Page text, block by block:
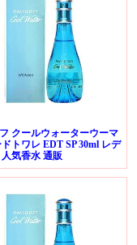
クールウォーターウーマ
トワレ EDT SP 30ml レデ
人気香水 通販